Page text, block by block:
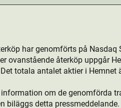
har genomförts på Nasdaq
ovanstående återköp uppgår
totala antalet aktie­r i Hemnet
om de genomförda
biläggs detta pressmeddelande.